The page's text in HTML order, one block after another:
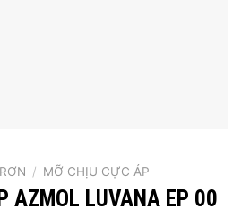
/ MỠ CHỊU CỰC ÁP
AZMOL LUVANA EP 00